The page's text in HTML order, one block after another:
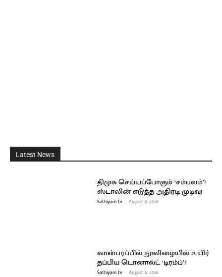
Latest News
திமுக செய்யப்போகும் ‘சம்பவம்’!
ஸ்டாலின் எடுத்த அதிரடி முடிவு!
Sathiyam tv - August 6, 2026
வான்பரப்பில் நூலிழையில் உயிர்
தப்பிய டொனால்ட் ‘டிரம்ப்’?
Sathiyam tv - August 6, 2026